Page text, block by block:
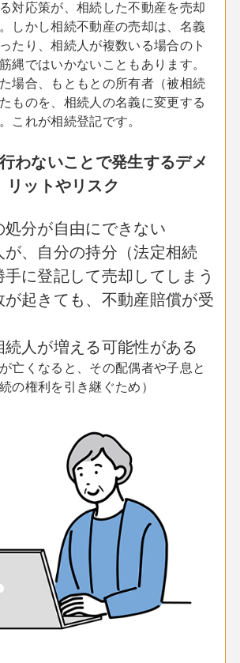
対応策が、相続した不動産を売却
しかし相続不動産の売却は、名義
たり、相続人が複数いる場合のト
縄ではいかないこともあります。
場合、もともとの所有者（被相続
ものを、相続人の名義に変更する
これが相続登記です。
わないことで発生するデメ
リットやリスク
処分が自由にできない
が、自分の持分（法定相続
に登記して売却してしまう
が起きても、不動産賠償が受
続人が増える可能性がある
亡くなると、その配偶者や子息と
の権利を引き継ぐため）